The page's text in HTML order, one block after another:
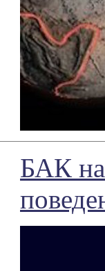
БАК